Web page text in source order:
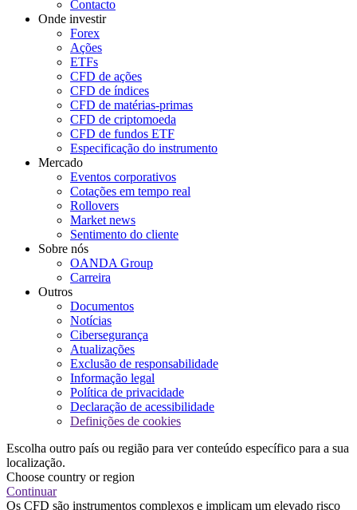
Contacto
Onde investir
Forex
Ações
ETFs
CFD de ações
CFD de índices
CFD de matérias-primas
CFD de criptomoeda
CFD de fundos ETF
Especificação do instrumento
Mercado
Eventos corporativos
Cotações em tempo real
Rollovers
Market news
Sentimento do cliente
Sobre nós
OANDA Group
Carreira
Outros
Documentos
Notícias
Cibersegurança
Atualizações
Exclusão de responsabilidade
Informação legal
Política de privacidade
Declaração de acessibilidade
Definições de cookies
Escolha outro país ou região para ver conteúdo específico para a sua
localização.
Choose country or region
Continuar
Os CFD são instrumentos complexos e implicam um elevado risco